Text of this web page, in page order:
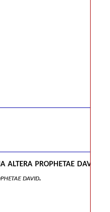
altera prophetae david.
david.